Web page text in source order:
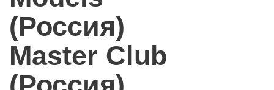
(Россия)
Master Club